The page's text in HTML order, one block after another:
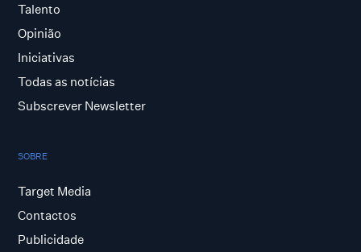
Talento
Opinião
Iniciativas
Todas as notícias
Subscrever Newsletter
SOBRE
Target Media
Contactos
Publicidade